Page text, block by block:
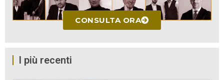
CONSULTA ORA
I più recenti